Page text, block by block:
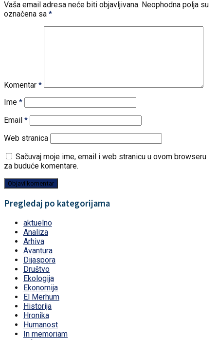
Vaša email adresa neće biti objavljivana. Neophodna polja su
označena sa *
Komentar *
Ime *
Email *
Web stranica
Sačuvaj moje ime, email i web stranicu u ovom browseru
za buduće komentare.
Pregledaj po kategorijama
aktuelno
Analiza
Arhiva
Avantura
Dijaspora
Društvo
Ekologija
Ekonomija
El Merhum
Historija
Hronika
Humanost
In memoriam